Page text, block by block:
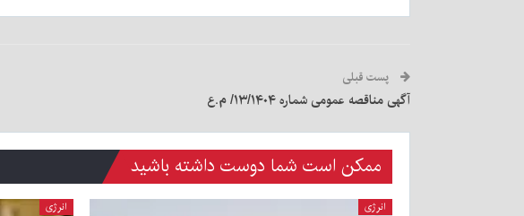
پست قبلی
آگهی مناقصه عمومی شماره ۱۳/۱۴۰۴/ م.ع
ممکن است شما دوست داشته باشید
انرژی انرژی